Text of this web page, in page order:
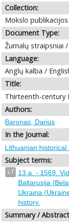
Collection:
Mokslo
Document Type:
Žurnalų straipsniai
Language:
Anglų kalba /
Title:
Thirteenth-century
Authors:
Baronas, Darius
In the Journal:
Lithuanian historical
Subject terms:
LT 13 a. - 1569.
Baltarusija
Ukraina
history.
Summary /